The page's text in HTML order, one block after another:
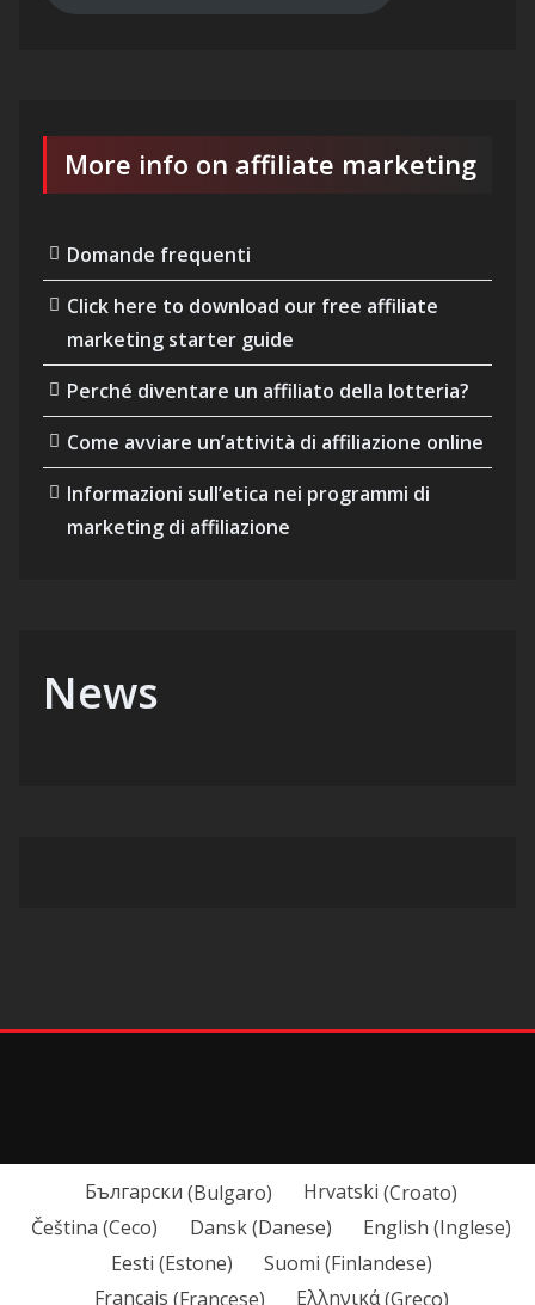
More info on affiliate marketing
Domande frequenti
Click here to download our free affiliate
marketing starter guide
Perché diventare un affiliato della lotteria?
Come avviare un’attività di affiliazione online
Informazioni sull’etica nei programmi di
marketing di affiliazione
News
Български (Bulgaro) Hrvatski (Croato)
Čeština (Ceco) Dansk(Danese) English (Inglese)
Eesti (Estone) Suomi (Finlandese)
Français (Francese) Ελληνικά(Greco)